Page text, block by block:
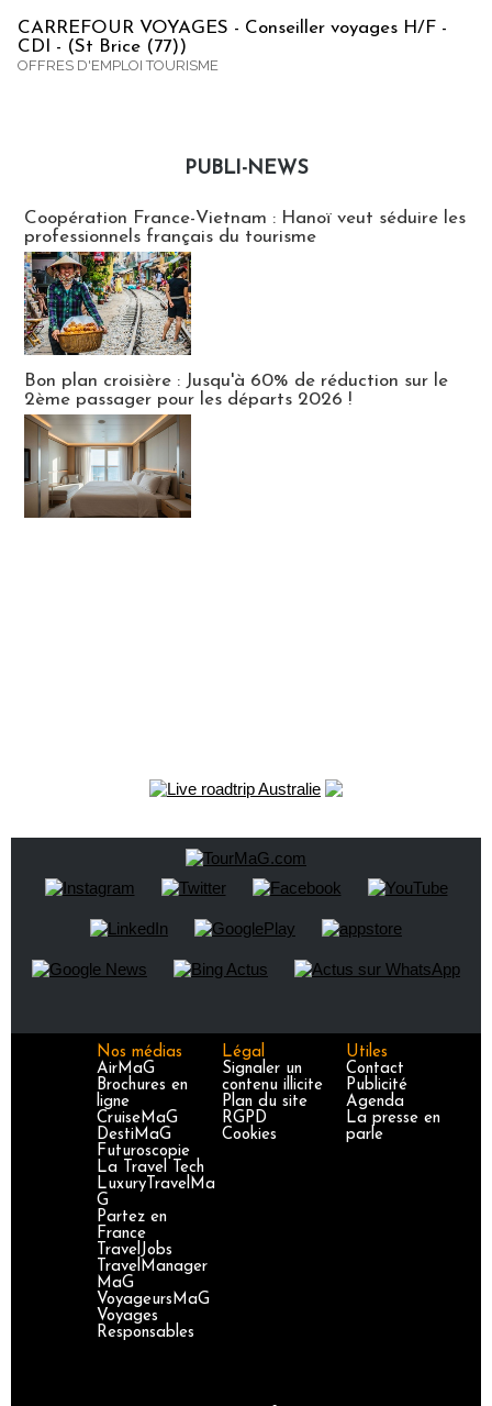
CARREFOUR VOYAGES - Conseiller voyages H/F -
CDI - (St Brice (77))
OFFRES D'EMPLOI TOURISME
PUBLI-NEWS
Coopération France-Vietnam : Hanoï veut séduire les
professionnels français du tourisme
Bon plan croisière : Jusqu'à 60% de réduction sur le
2ème passager pour les départs 2026 !
Nos médias
AirMaG
Brochures en
ligne
CruiseMaG
DestiMaG
Futuroscopie
La Travel Tech
LuxuryTravelMa
G
Partez en
France
TravelJobs
TravelManager
MaG
VoyageursMaG
Voyages
Responsables
Légal
Signaler un
contenu illicite
Plan du site
RGPD
Cookies
Utiles
Contact
Publicité
Agenda
La presse en
parle